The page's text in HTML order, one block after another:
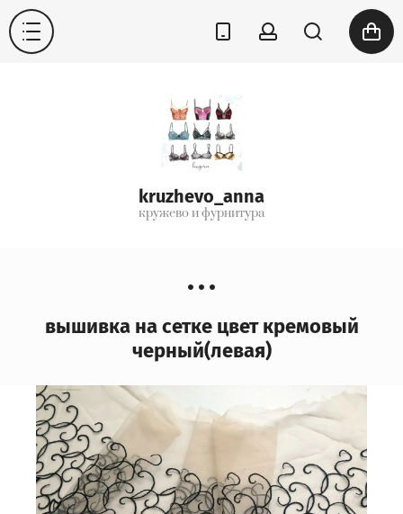
kruzhevo_anna
кружево и фурнитура
вышивка на сетке цвет кремовый
черный(левая)